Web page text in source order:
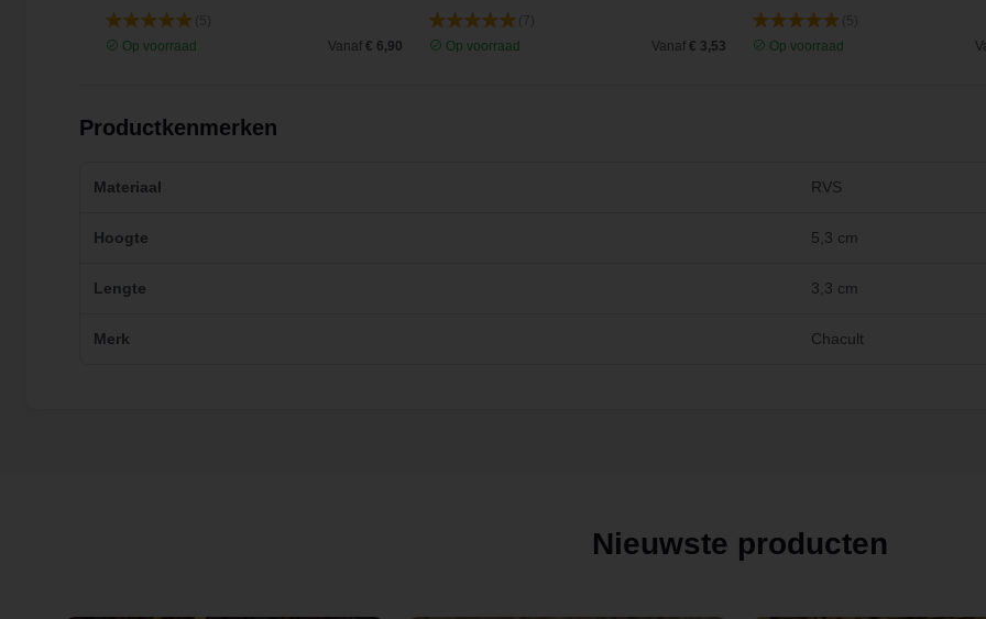
Op voorraad
Vanaf € 6,90
Op voorraad
Vanaf € 3,53
Op voorraad
Productkenmerken
Materiaal RVS
Hoogte 5,3 cm
Lengte 3,3 cm
Merk Chacult
Nieuwste producten